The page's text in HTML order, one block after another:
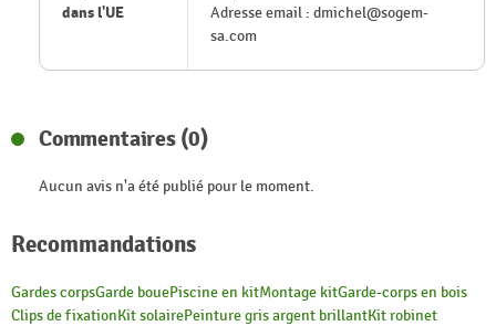
dans l'UE
Adresse email : dmichel@sogem-
sa.com
Commentaires (0)
Aucun avis n'a été publié pour le moment.
Recommandations
Gardes corpsGarde bouePiscine en kitMontage kitGarde-corps en bois
Clips de fixationKit solairePeinture gris argent brillantKit robinet